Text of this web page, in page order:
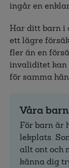
ingår en
Har ditt barn i
ett lägre
fler än en
invaliditet
för samma
Våra
För barn är
lekplats.
allt ont och
känna dig